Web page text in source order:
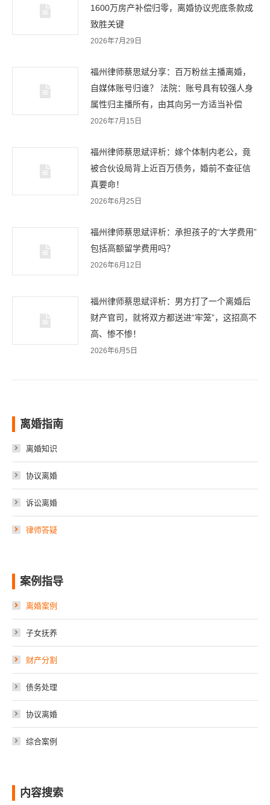
1600万房产补偿归零，离婚协议兜底条款成
致胜关键
2026年7月29日
福州律师蔡思斌分享：百万粉丝主播离婚，
自媒体账号归谁？ 法院：账号具有较强人身
属性归主播所有，由其向另一方适当补偿
2026年7月15日
福州律师蔡思斌评析：嫁个体制内老公，竟
被合伙设局背上近百万债务，婚前不查征信
真要命！
2026年6月25日
福州律师蔡思斌评析：承担孩子的“大学费用”
包括高额留学费用吗？
2026年6月12日
福州律师蔡思斌评析：男方打了一个离婚后
财产官司，就将双方都送进“牢笼”，这招高不
高、惨不惨！
2026年6月5日
离婚指南
离婚知识
协议离婚
诉讼离婚
律师答疑
案例指导
离婚案例
子女抚养
财产分割
债务处理
协议离婚
综合案例
内容搜索